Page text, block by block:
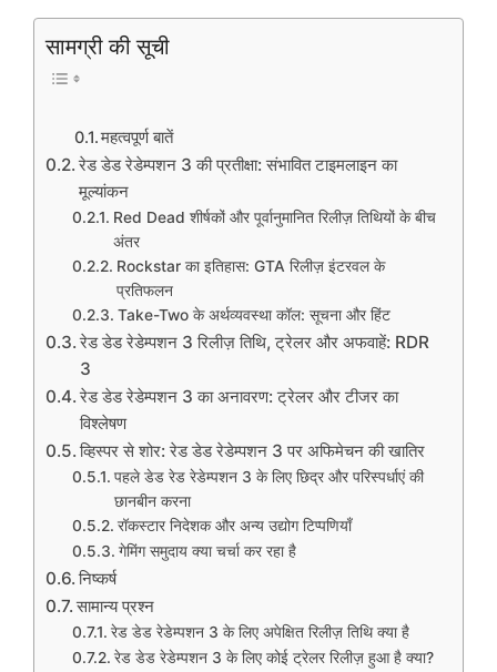
सामग्री की सूची
महत्वपूर्ण बातें
रेड डेड रेडेम्पशन 3 की प्रतीक्षा: संभावित टाइमलाइन का
मूल्यांकन
Red Dead शीर्षकों और पूर्वानुमानित रिलीज़ तिथियों के बीच
अंतर
Rockstar का इतिहास: GTA रिलीज़ इंटरवल के
प्रतिफलन
Take-Two के अर्थव्यवस्था कॉल: सूचना और हिंट
रेड डेड रेडेम्पशन 3 रिलीज़ तिथि, ट्रेलर और अफवाहें: RDR
3
रेड डेड रेडेम्पशन 3 का अनावरण: ट्रेलर और टीजर का
विश्लेषण
व्हिस्पर से शोर: रेड डेड रेडेम्पशन 3 पर अफिमेचन की खातिर
पहले डेड रेड रेडेम्पशन 3 के लिए छिद्र और परिस्पर्धाएं की
छानबीन करना
रॉकस्टार निदेशक और अन्य उद्योग टिप्पणियाँ
गेमिंग समुदाय क्या चर्चा कर रहा है
निष्कर्ष
सामान्य प्रश्न
रेड डेड रेडेम्पशन 3 के लिए अपेक्षित रिलीज़ तिथि क्या है
रेड डेड रेडेम्पशन 3 के लिए कोई ट्रेलर रिलीज़ हुआ है क्या?